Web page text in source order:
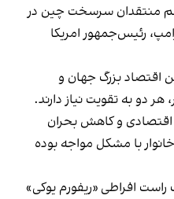
منتقدان سرسخت چین در
رئیس‌جمهور امریکا
اقتصاد بزرگ جهان و
دو به تقویت نیاز دارند.
و کاهش بحران
با مشکل مواجه بوده
افراطی «ریفورم یوکی»